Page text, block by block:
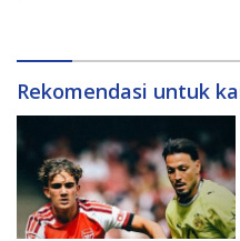
Rekomendasi untuk